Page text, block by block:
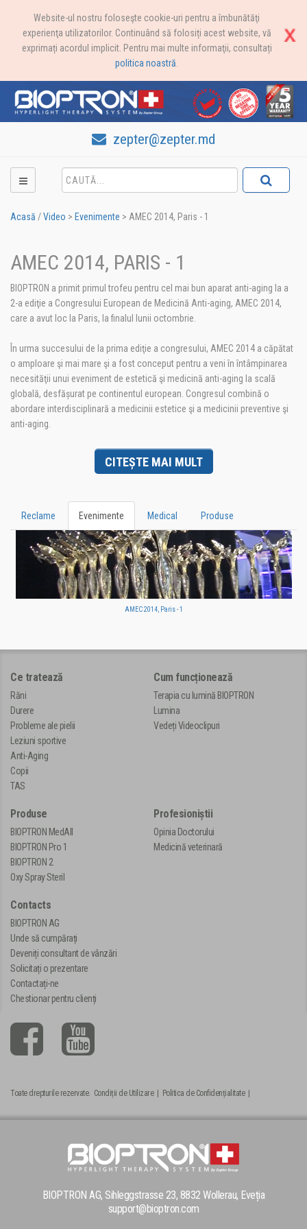
Website-ul nostru foloseşte cookie-uri pentru a îmbunătăţi
experienţa utilizatorilor. Continuând să folosiți acest website, vă
exprimați acordul implicit. Pentru mai multe informaţii, consultați
politica noastră
zepter@zepter.md
Acasă /Video > Evenimente > AMEC 2014, Paris - 1
AMEC 2014, PARIS - 1
BIOPTRON a primit primul trofeu pentru cel mai bun aparat anti-aging la a
2-a ediţie a Congresului European de Medicină Anti-aging, AMEC 2014,
care a avut loc la Paris, la finalul lunii octombrie.
În urma succesului de la prima ediţie a congresului, AMEC 2014 a căpătat
o amploare şi mai mare şi a fost conceput pentru a veni în întâmpinarea
necesităţii unui eveniment de estetică şi medicină anti-aging la scală
globală, desfășurat pe continentul european. Congresul combină o
abordare interdisciplinară a medicinii estetice şi a medicinii preventive şi
anti-aging.
CITEȘTE MAI MULT
Reclame Evenimente Medical Produse
AMEC 2014, Paris - 1
Ce tratează
Răni
Durere
Probleme ale pielii
Leziuni sportive
Anti-Aging
Copii
TAS
Cum funcționează
Terapia cu lumină BIOPTRON
Lumina
Vedeți Videoclipuri
Produse
BIOPTRON MedAll
BIOPTRON Pro 1
BIOPTRON 2
Oxy Spray Steril
Profesioniștii
Opinia Doctorului
Medicină veterinară
Contacts
BIOPTRON AG
Unde să cumpărați
Deveniți consultant de vânzări
Solicitați o prezentare
Contactați-ne
Chestionar pentru clienți
Toate drepturile rezervate. Condiții de Utilizare| Politica de Confidențialitate|
BIOPTRON AG, Sihleggstrasse 23, 8832 Wollerau, Eveția
support@bioptron.com